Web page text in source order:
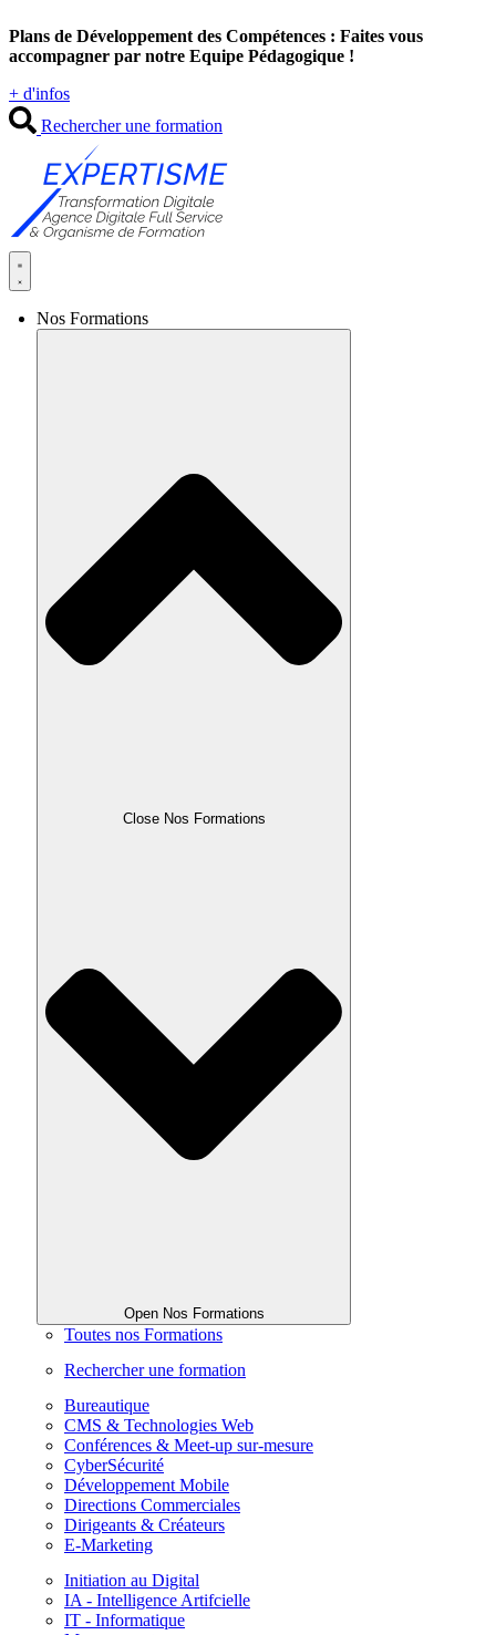
au
contenu
Plans de Développement des Compétences : Faites vous
accompagner par notre Equipe Pédagogique !
+ d'infos
Rechercher une formation
Nos Formations
Close Nos Formations
Open Nos Formations
Toutes nos Formations
Rechercher une formation
Bureautique
CMS & Technologies Web
Conférences & Meet-up sur-mesure
CyberSécurité
Développement Mobile
Directions Commerciales
Dirigeants & Créateurs
E-Marketing
Initiation au Digital
IA - Intelligence Artifcielle
IT - Informatique